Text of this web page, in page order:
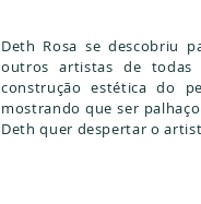
Deth Rosa se descobriu
outros artistas de todas
construção estética do
mostrando que ser
Deth quer despertar o